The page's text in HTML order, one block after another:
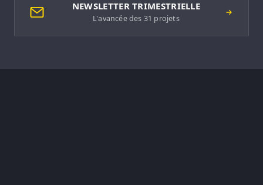
NEWSLETTER TRIMESTRIELLE
L'avancée des 31 projets